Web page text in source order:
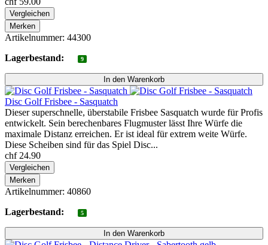
Vergleichen
Merken
Artikelnummer: 44300
Lagerbestand:
9
Disc Golf Frisbee - Sasquatch
Dieser superschnelle, überstabile Frisbee Sasquatch wurde für Profis
entwickelt. Sein berechenbares Flugmuster lässt Ihre Würfe die
maximale Distanz erreichen. Er ist ideal für extrem weite Würfe.
Diese Scheiben sind für das Spiel Disc...
chf 24.90
Vergleichen
Merken
Artikelnummer: 40860
Lagerbestand:
5